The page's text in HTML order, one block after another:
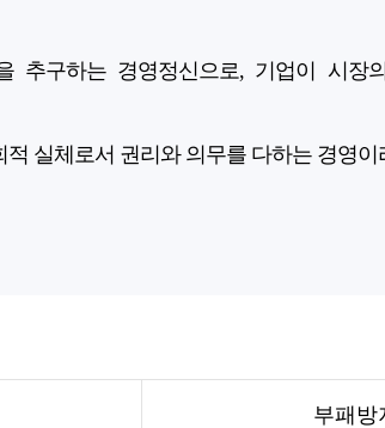
추구하는 경영정신으로, 기업이 시장
적 실체로서 권리와 의무를 다하는 경영
부패방